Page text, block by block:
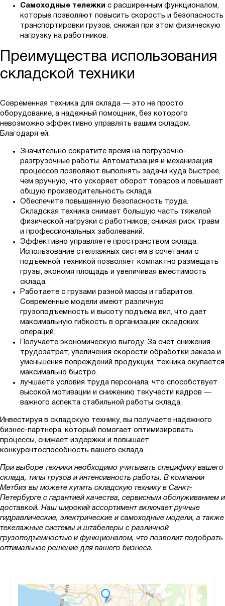
Самоходные тележки с расширенным функционалом,
которые позволяют повысить скорость и безопасность
транспортировки грузов, снижая при этом физическую
нагрузку на работников.
Преимущества использования
складской техники
Современная техника для склада — это не просто
оборудование, а надежный помощник, без которого
невозможно эффективно управлять вашим складом.
Благодаря ей:
Значительно сократите время на погрузочно-
разгрузочные работы. Автоматизация и механизация
процессов позволяют выполнять задачи куда быстрее,
чем вручную, что ускоряет оборот товаров и повышает
общую производительность склада.
Обеспечите повышенную безопасность труда.
Складская техника снимает большую часть тяжелой
физической нагрузки с работников, снижая риск травм
и профессиональных заболеваний.
Эффективно управляете пространством склада.
Использование стеллажных систем в сочетании с
подъемной техникой позволяет компактно размещать
грузы, экономя площадь и увеличивая вместимость
склада.
Работаете с грузами разной массы и габаритов.
Современные модели имеют различную
грузоподъемность и высоту подъема вил, что дает
максимальную гибкость в организации складских
операций.
Получаете экономическую выгоду. За счет снижения
трудозатрат, увеличения скорости обработки заказа и
уменьшения повреждений продукции, техника окупается
максимально быстро.
лучшаете условия труда персонала, что способствует
высокой мотивации и снижению текучести кадров —
важного аспекта стабильной работы склада.
Инвестируя в складскую технику, вы получаете надежного
бизнес-партнера, который помогает оптимизировать
процессы, снижает издержки и повышает
конкурентоспособность вашего склада.
При выборе техники необходимо учитывать специфику вашего
склада, типы грузов и интенсивность работы. В компании
Метбиз вы можете купить складскую технику в Санкт-
Петербурге с гарантией качества, сервисным обслуживанием и
доставкой. Наш широкий ассортимент включает ручные
гидравлические, электрические и самоходные модели, а также
текелажные системы и штабелеры с различной
грузоподъемностью и функционалом, что позволит подобрать
оптимальное решение для вашего бизнеса.